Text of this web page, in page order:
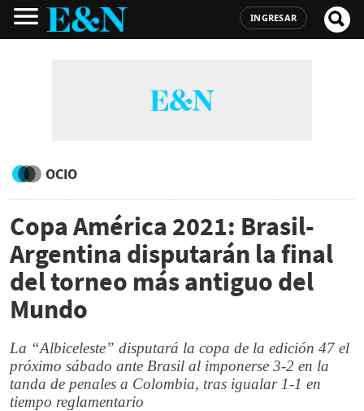
INGRESAR
OCIO
Copa América 2021: Brasil-
Argentina disputarán la final
del torneo más antiguo del
Mundo
La “Albiceleste” disputará la copa de la edición 47 el
próximo sábado ante Brasil al imponerse 3-2 en la
tanda de penales a Colombia, tras igualar 1-1 en
tiempo reglamentario